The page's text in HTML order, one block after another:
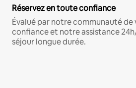
Réservez en toute confiance
Évalué par notre communauté de
confiance et notre assistance
séjour longue durée.